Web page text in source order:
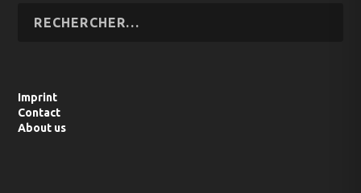
Imprint
Contact
About us